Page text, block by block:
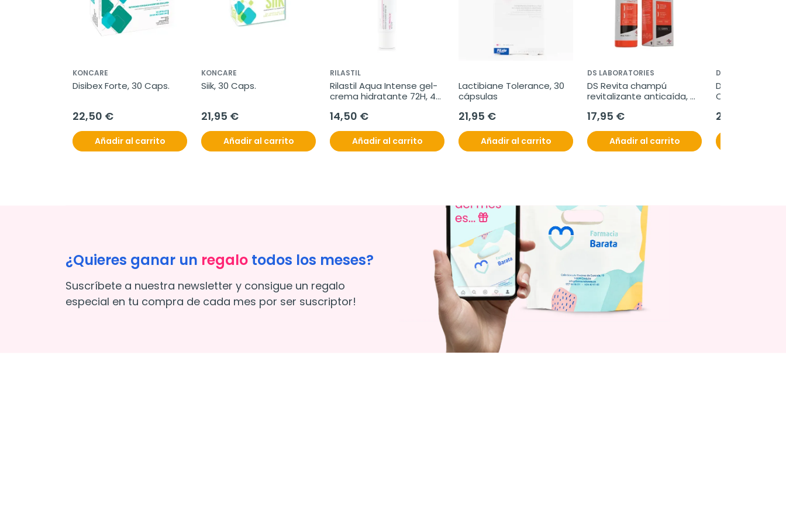
KONCARE
Disibex Forte, 30 Caps.
22,50 €
Añadir al carrito
KONCARE
Siik, 30 Caps.
21,95 €
Añadir al carrito
RILASTIL
Rilastil Aqua Intense gel-
crema hidratante 72H, 40
14,50 €
Añadir al carrito
Lactibiane Tolerance, 30
cápsulas
21,95 €
Añadir al carrito
DS LABORATORIES
DS Revita champú
revitalizante anticaída,
17,95 €
Añadir al carrito
DS LABORATORIES
DS Revita
Comprimidos
23,95 €
¿Quieres ganar un regalo todos los meses?
Suscríbete a nuestra newsletter y consigue un regalo
especial en tu compra de cada mes por ser suscriptor!